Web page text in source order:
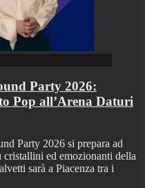
Party 2026:
Pop all’Arena Daturi
Party 2026 si prepara ad
ed emozionanti della
sarà a Piacenza tra i